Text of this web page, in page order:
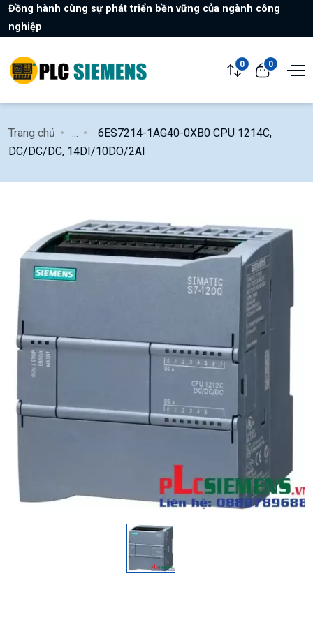
Đồng hành cùng sự phát triển bền vững của ngành công
nghiệp
0 0
Trang chủ
6ES7214-1AG40-0XB0 CPU 1214C,
DC/DC/DC, 14DI/10DO/2AI